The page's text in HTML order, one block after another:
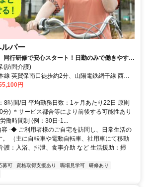
パー
行研修で安心スタート！日勤のみで働きやすい
ける！東証スタンダード上場の安定基盤のもと、
など充実の待遇あり！
(訪問介護)
線 英賀保南口徒歩約2分、山陽電鉄網干線 西飾
電鉄網干線 夢前川北口徒歩約23分 JR山陽本線
約1分
円
8時間/日 平均勤務日数：1ヶ月あたり22日 原則
) ＊サービス都合等により前後する可能性あり
働時間制 (例：30日-1...
-◆ ご利用者様のご自宅を訪問し、日常生活の
。 （主に自転車や電動自転車、社用車にて移動
護：入浴、排泄、食事介助 など 生活援助：掃
募可 資格取得支援あり 職場見学可
研修あり